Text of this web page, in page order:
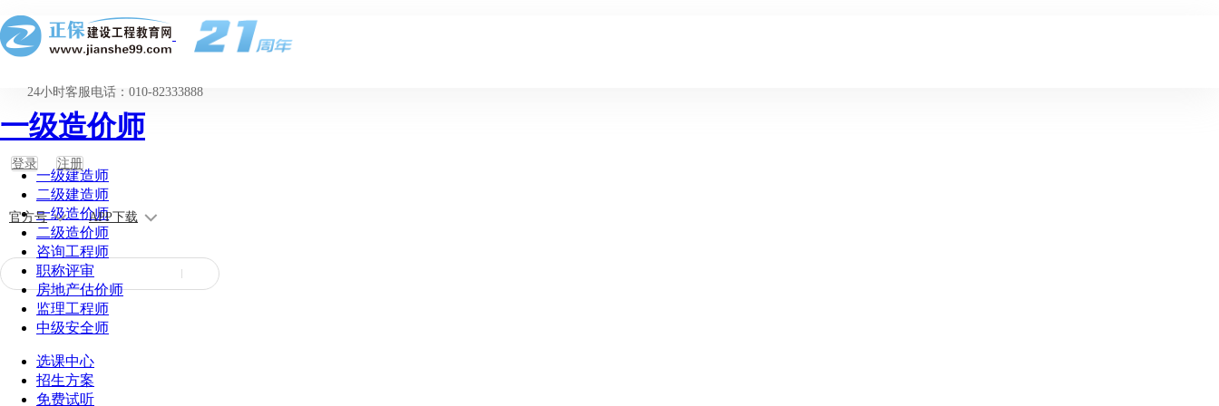
24小时客服电话：010-82333888
登录 注册
官方号 APP下载
一级造价师
一级建造师
二级建造师
一级造价师
二级造价师
咨询工程师
职称评审
房地产估价师
监理工程师
中级安全师
选课中心
招生方案
免费试听